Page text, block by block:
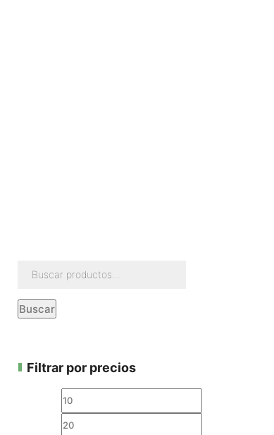
Buscar
Filtrar por precios